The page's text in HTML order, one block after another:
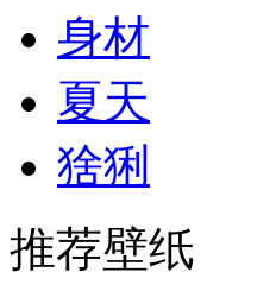
身材
夏天
猞猁
推荐壁纸